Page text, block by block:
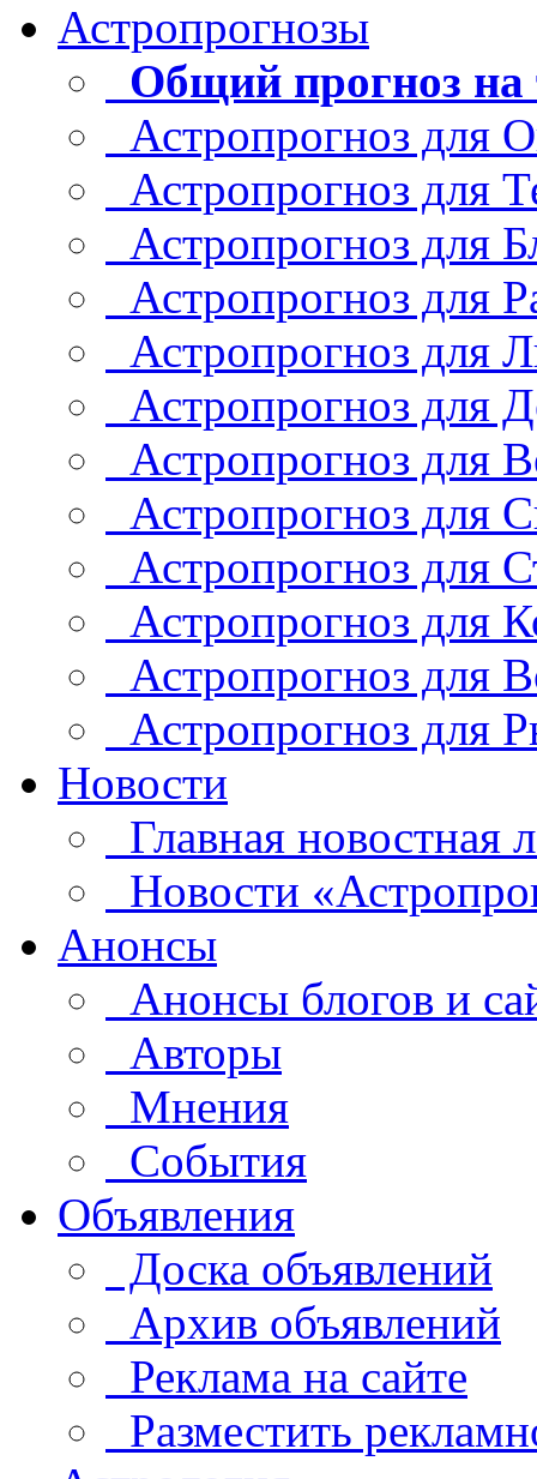
Астропрогнозы
Общий прогноз
Астропрогноз для
Астропрогноз для
Астропрогноз для
Астропрогноз для
Астропрогноз для
Астропрогноз для
Астропрогноз для
Астропрогноз для
Астропрогноз для
Астропрогноз для
Астропрогноз для
Астропрогноз для
Новости
Главная новостная
Новости
Анонсы
Анонсы блогов и
Авторы
Мнения
События
Объявления
Доска объявлений
Архив объявлений
Реклама на сайте
Разместить